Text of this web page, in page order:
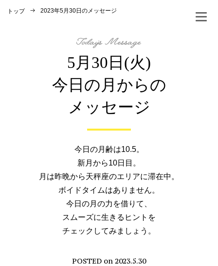
トップ 2023年5月30日のメッセージ
5月30日(火)
今日の月からの
メッセージ
今日の月齢は10.5。
新月から10日目。
月は昨晩から天秤座のエリアに滞在中。
ボイドタイムはありません。
今日の月の力を借りて、
スムーズに生きるヒントを
チェックしてみましょう。
POSTED on 2023.5.30